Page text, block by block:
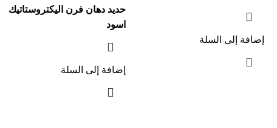
إضافة إلى السلة
حديد دهان فرن اليكتروستاتيك
اسود
إضافة إلى السلة